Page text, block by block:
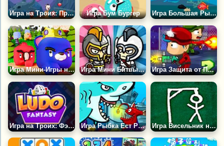
Игра на Троих: Приключения Поросят Игра Бум Бургер Игра Большая Рыба Ест Маленькую 2
Игра Мини-Игры на Двоих 3 Игра Мини Битвы на 2, 3, 4, 5, 6 Игра Защита от Парада Зомби 2
Игра на Троих: Фэнтези Лудо Игра Рыбка Ест Рыбку 1 Игра Висельник на 3-4 Игрока